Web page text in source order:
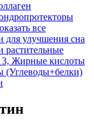
все
для улучшения сна
растительные
3, Жирные кислоты
(Углеводы+белки)